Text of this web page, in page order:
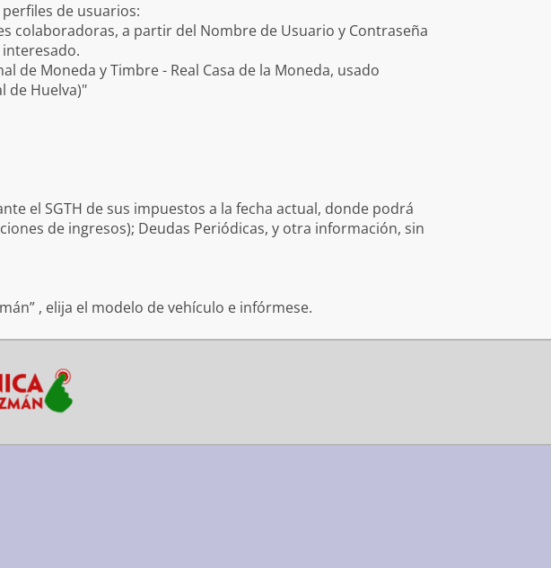
de usuarios:
colaboradoras, a partir del Nombre de Usuario y Contraseña
de Moneda y Timbre - Real Casa de la Moneda, usado
de Huelva)"
el SGTH de sus impuestos a la fecha actual, donde podrá
de ingresos); Deudas Periódicas, y otra información, sin
, elija el modelo de vehículo e infórmese.